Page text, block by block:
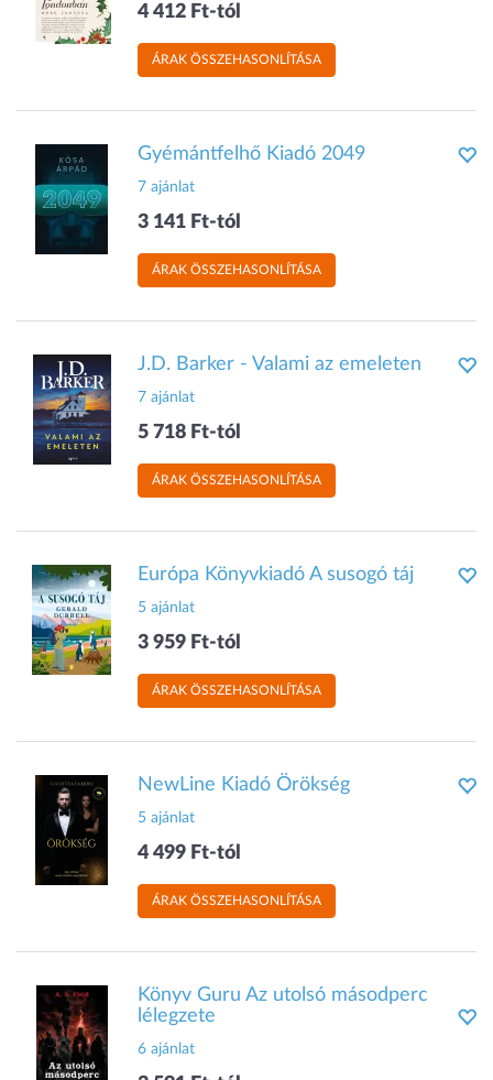
4 412 Ft-tól
ÁRAK ÖSSZEHASONLÍTÁSA
Gyémántfelhő Kiadó 2049
7 ajánlat
3 141 Ft-tól
ÁRAK ÖSSZEHASONLÍTÁSA
J.D. Barker - Valami az emeleten
7 ajánlat
5 718 Ft-tól
ÁRAK ÖSSZEHASONLÍTÁSA
Európa Könyvkiadó A susogó táj
5 ajánlat
3 959 Ft-tól
ÁRAK ÖSSZEHASONLÍTÁSA
NewLine Kiadó Örökség
5 ajánlat
4 499 Ft-tól
ÁRAK ÖSSZEHASONLÍTÁSA
Könyv Guru Az utolsó másodperc
lélegzete
6 ajánlat